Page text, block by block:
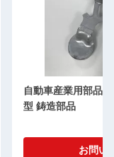
自動車産業用部品
型 鋳造部品
お問い